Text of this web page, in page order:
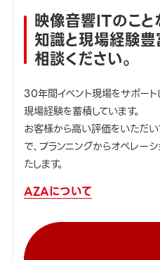
映像音響ITのこと
知識と現場経験
相談ください。
30年間イベント現場をサポー
現場経験を蓄積しています。
お客様から高い評価をいただ
で、プランニングからオペレー
たします。
AZAについて